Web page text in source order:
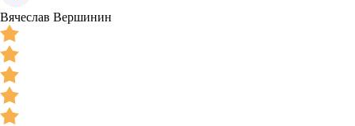
Вячеслав Вершинин